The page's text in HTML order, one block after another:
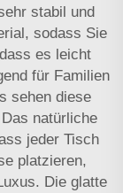
stabil und
sodass Sie
es leicht
für Familien
sehen diese
natürliche
jeder Tisch
platzieren,
Die glatte